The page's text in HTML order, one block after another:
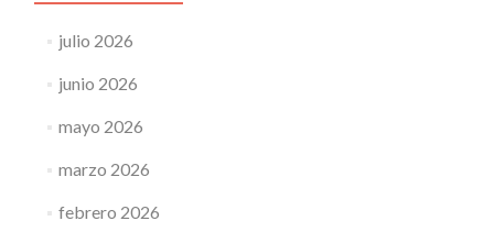
julio 2026
junio 2026
mayo 2026
marzo 2026
febrero 2026